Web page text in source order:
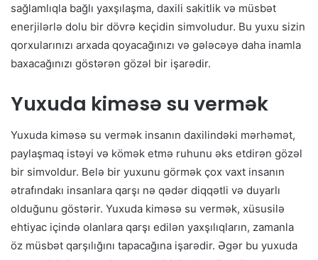
sağlamlıqla bağlı yaxşılaşma, daxili sakitlik və müsbət
enerjilərlə dolu bir dövrə keçidin simvoludur. Bu yuxu sizin
qorxularınızı arxada qoyacağınızı və gələcəyə daha inamla
baxacağınızı göstərən gözəl bir işarədir.
Yuxuda kiməsə su vermək
Yuxuda kiməsə su vermək insanın daxilindəki mərhəmət,
paylaşmaq istəyi və kömək etmə ruhunu əks etdirən gözəl
bir simvoldur. Belə bir yuxunu görmək çox vaxt insanın
ətrafındakı insanlara qarşı nə qədər diqqətli və duyarlı
olduğunu göstərir. Yuxuda kiməsə su vermək, xüsusilə
ehtiyac içində olanlara qarşı edilən yaxşılıqların, zamanla
öz müsbət qarşılığını tapacağına işarədir. Əgər bu yuxuda